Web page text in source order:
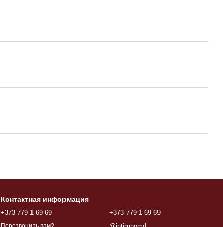
Контактная информация
+373-779-1-69-69
+373-779-1-69-69